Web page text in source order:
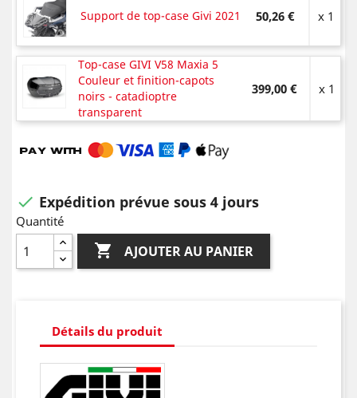
Support de top-case Givi 2021 50,26 € x 1
Top-case GIVI V58 Maxia 5
Couleur et finition-capots
noirs - catadioptre
transparent
399,00 € x 1
 Expédition prévue sous 4 jours
Quantité
 AJOUTER AU PANIER
Détails du produit